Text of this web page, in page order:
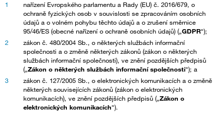
nařízení Evropského parlamentu a Rady (EU) č. 2016/679, o
ochraně fyzických osob v souvislosti se zpracováním osobních
údajů a o volném pohybu těchto údajů a o zrušení směrnice
95/46/ES (obecné nařízení o ochraně osobních údajů) („GDPR“);
zákon č. 480/2004 Sb., o některých službách informační
společnosti a o změně některých zákonů (zákon o některých
službách informační společnosti), ve znění pozdějších předpisů
(„Zákon o některých službách informační společnosti“); a
zákon č. 127/2005 Sb., o elektronických komunikacích a o změně
některých souvisejících zákonů (zákon o elektronických
komunikacích), ve znění pozdějších předpisů („Zákon o
elektronických komunikacích“).